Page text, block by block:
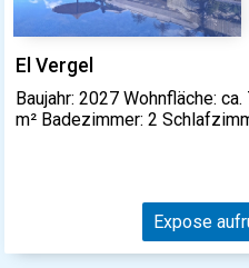
El Vergel
Baujahr: 2027 Wohnfläche:
m² Badezimmer: 2
Expose